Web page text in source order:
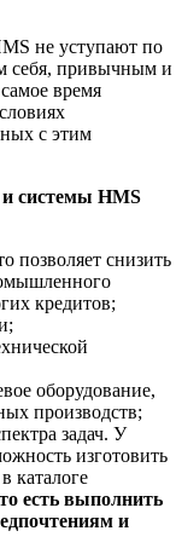
не уступают по
себя, привычным и
время
с этим
системы HMS
позволяет снизить
кредитов;
оборудование,
производств;
задач. У
изготовить
каталоге
то есть выполнить
и